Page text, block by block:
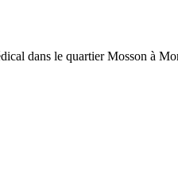
dans le quartier Mosson à